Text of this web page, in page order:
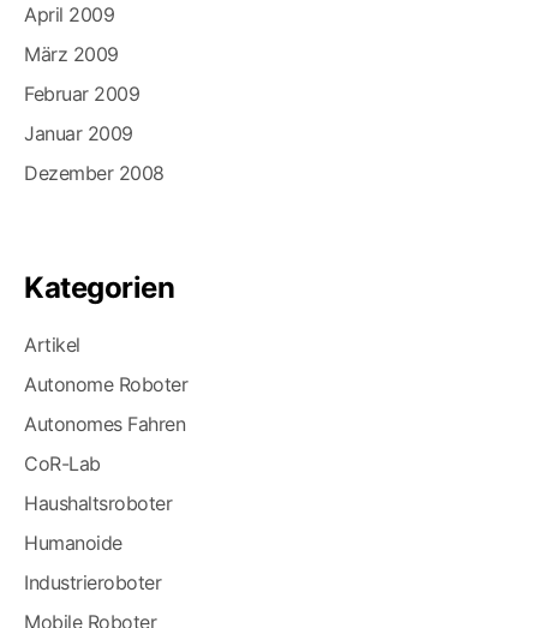
April 2009
März 2009
Februar 2009
Januar 2009
Dezember 2008
Kategorien
Artikel
Autonome Roboter
Autonomes Fahren
CoR-Lab
Haushaltsroboter
Humanoide
Industrieroboter
Mobile Roboter